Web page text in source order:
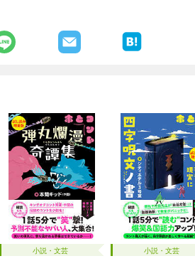
小説・文芸 小説・文芸